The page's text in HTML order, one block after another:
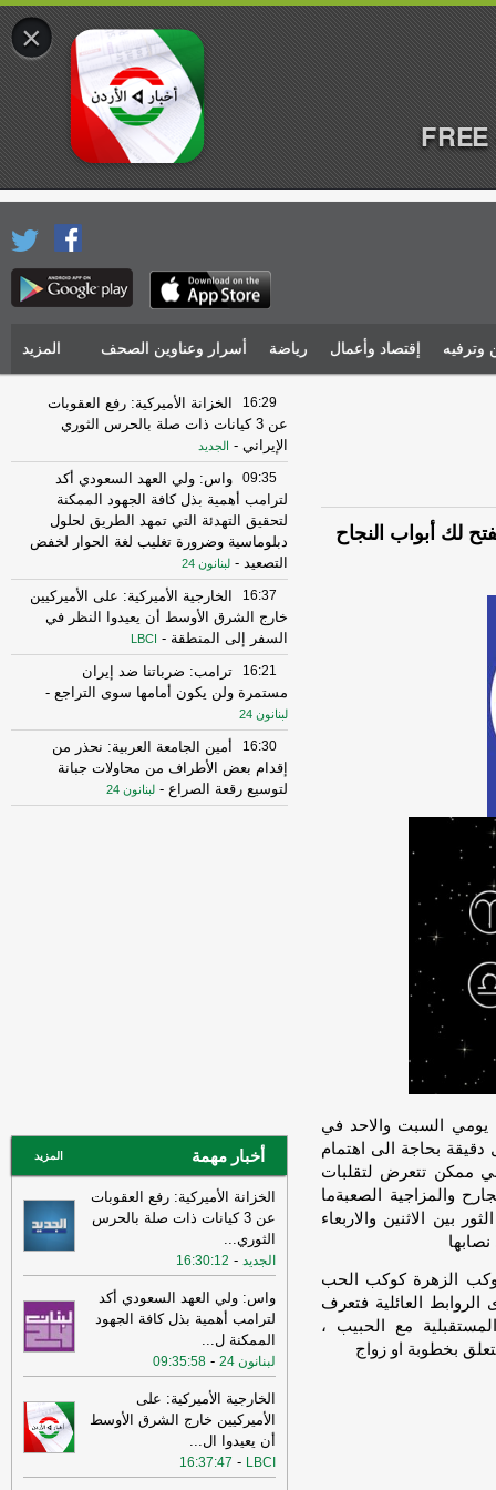
وترفيه إقتصاد وأعمال رياضة أسرار وعناوين الصحف المزيد
لك أبواب النجاح
يومي السبت والاحد في
بحاجة الى اهتمام
ممكن تتعرض لتقلبات
والمزاجية الصعبةما
بين الاثنين والاربعاء
الزهرة كوكب الحب
العائلية فتعرف
مع الحبيب ،
بخطوبة او زواج
16:29
الخزانة الأميركية: رفع العقوبات
عن 3 كيانات ذات صلة بالحرس الثوري
الإيراني - الجديد
09:35
واس: ولي العهد السعودي أكد
لترامب أهمية بذل كافة الجهود الممكنة
لتحقيق التهدئة التي تمهد الطريق لحلول
دبلوماسية وضرورة تغليب لغة الحوار لخفض
التصعيد - لبنانون 24
16:37
الخارجية الأميركية: على الأميركيين
خارج الشرق الأوسط أن يعيدوا النظر في
السفر إلى المنطقة -
LBCI
16:21
ترامب: ضرباتنا ضد إيران
مستمرة ولن يكون أمامها سوى التراجع -
لبنانون 24
16:30
أمين الجامعة العربية: نحذر من
إقدام بعض الأطراف من محاولات جبانة
لتوسيع رقعة الصراع - لبنانون 24
14:45
فُجرت بلغم بحري في هرمز انحرفت عن
المسار الذي حددته إيران
11:08
عراقجي: واشنطن كانت تسعى
إلى دفع الأمور نحو التصعيد وهي التي
انتهكت الاتفاق وأوصلت الأمور إلى الوضع
10:29
عراقجي: لم نلحظ أي حسن نية
في سلوك الولايات المتحدة
16:59
عراقجي: لن نقبل بوقف إطلاق نار
مؤقت ولن يُطرح هذا الأمر ما لم تُلبَّ
مطالبنا بشأن مضيق هرمز- لبنانون 24
12:31
الأردن تعلن اعتراض 4 صواريخ
إيرانية وسقوط 2 في مناطق خالية
أخبار مهمة المزيد
الخزانة الأميركية: رفع العقوبات
عن 3 كيانات ذات صلة بالحرس
الثوري...
الجديد -
16:30:12
واس: ولي العهد السعودي أكد
لترامب أهمية بذل كافة الجهود
الممكنة ل...
لبنانون 24 -
09:35:58
الخارجية الأميركية: على
الأميركيين خارج الشرق الأوسط
أن يعيدوا ال...
LBCI
-
16:37:47
×